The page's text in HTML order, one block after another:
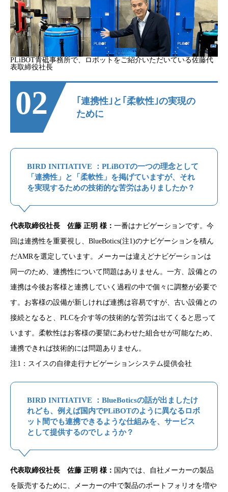
PLiBOT青砥事務所で、ロボットをご紹介いただいている佐藤代
表取締役社長
02
｢連携性｣と｢柔軟性｣の実現の
ために
BIRD INITIATIVE ：PLiBOTの一つの理念として
「連携性」と「柔軟性」を掲げていますが、それ
を実現するための技術的な苦労はありましたか？
代表取締役社長 佐藤 正明 様： 一番はナビゲーションです。今
回は連携性を重要視し、BlueBotics(注1)のナビゲーションを積ん
だAMRを選定しています。メーカーは違えどナビゲーションは
同一のため、連携性について問題はありません。一方、設備との
連携は今後お客様と連携していく過程の中で個々に調整が必要で
す。お客様の設備が新しければ連携は容易ですが、古い設備との
接続となると、PLCを介す等の技術的な苦労は出てくると思って
います。柔軟性はお客様の要望にあわせた組合せが可能なため、
連携できれば技術的には問題ありません。
注1：スイスの自律走行ナビゲーションシステム提供会社
BIRD INITIATIVE ：BlueBoticsの話が出ましたけ
れども、例えば国内でPLiBOTのように異なるロボ
ット間でも連携できるような仕組みを、サービス
として提供するのでしょうか？
代表取締役社長 佐藤 正明 様： 国内では、自社メーカーの製品
を販売するために、メーカーの中で製品のポートフォリオを増や